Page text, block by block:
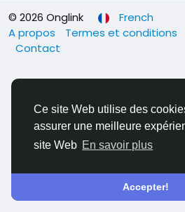
Ce site Web utilise des
assurer une meilleure
site Web En savoir plus
Accepter!
© 2026 Onglink
French
A propos
Termes et conditions
Contact